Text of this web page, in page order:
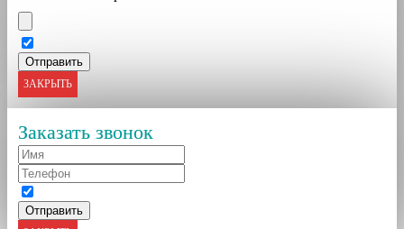
ЗАКРЫТЬ
Заказать звонок